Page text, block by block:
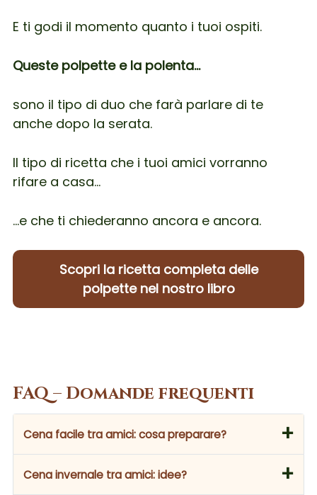
E ti godi il momento quanto i tuoi ospiti.
Queste polpette e la polenta…
sono il tipo di duo che farà parlare di te
anche dopo la serata.
Il tipo di ricetta che i tuoi amici vorranno
rifare a casa…
…e che ti chiederanno ancora e ancora.
Scopri la ricetta completa delle
polpette nel nostro libro
FAQ – Domande frequenti
Cena facile tra amici: cosa preparare? +
pizza o polpette. Il gesto del condividere
Cena invernale tra amici: idee? +